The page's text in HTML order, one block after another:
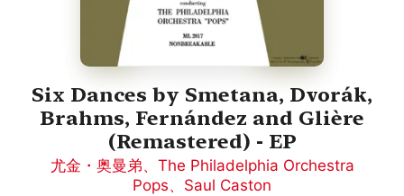
Six Dances by Smetana, Dvorák,
Brahms, Fernández and Glière
(Remastered) - EP
尤金・奥曼弟、 The Philadelphia Orchestra
Pops、 Saul Caston